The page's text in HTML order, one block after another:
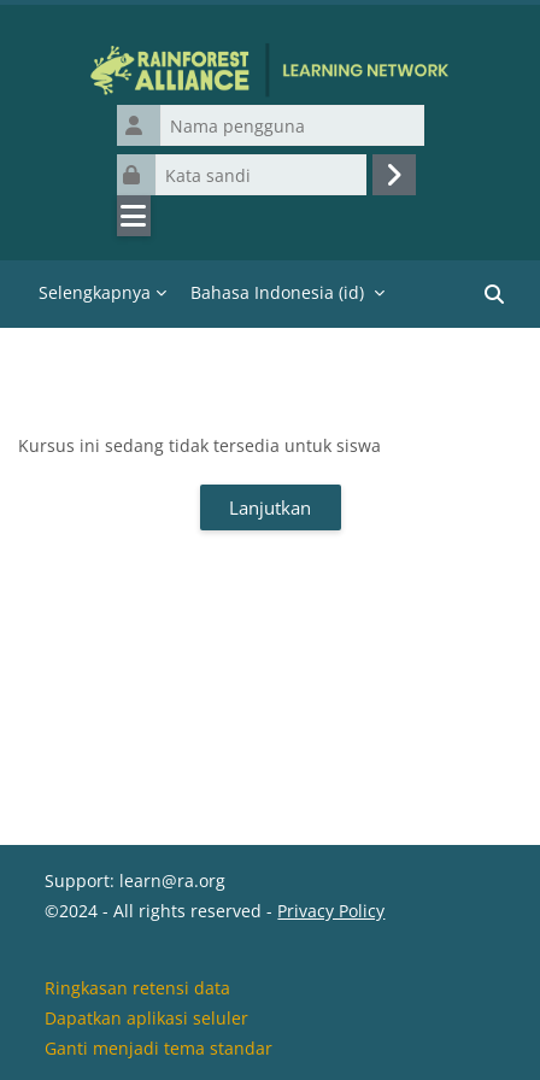
Nama pengguna
Kata sandi
Masuk
Selengkapnya Bahasa Indonesia ‎(id)‎
Cari
Kursus ini sedang tidak tersedia untuk siswa
Lanjutkan
Support: learn@ra.org
©2024 - All rights reserved - Privacy Policy
Ringkasan retensi data
Dapatkan aplikasi seluler
Ganti menjadi tema standar